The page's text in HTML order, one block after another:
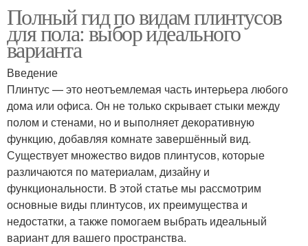
Полный гид по видам плинтусов
для пола: выбор идеального
варианта
Введение
Плинтус — это неотъемлемая часть интерьера любого
дома или офиса. Он не только скрывает стыки между
полом и стенами, но и выполняет декоративную
функцию, добавляя комнате завершённый вид.
Существует множество видов плинтусов, которые
различаются по материалам, дизайну и
функциональности. В этой статье мы рассмотрим
основные виды плинтусов, их преимущества и
недостатки, а также помогаем выбрать идеальный
вариант для вашего пространства.